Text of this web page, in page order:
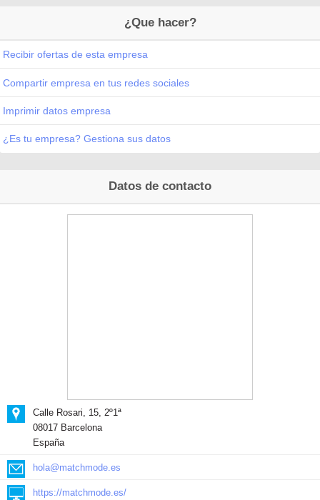
¿Que hacer?
Recibir ofertas de esta empresa
Compartir empresa en tus redes sociales
Imprimir datos empresa
¿Es tu empresa? Gestiona sus datos
Datos de contacto
Calle Rosari, 15, 2º1ª
08017 Barcelona
España
hola@matchmode.es
https://matchmode.es/